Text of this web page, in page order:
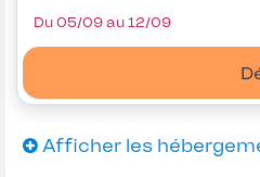
Du 05/09 au 12/09
Afficher les